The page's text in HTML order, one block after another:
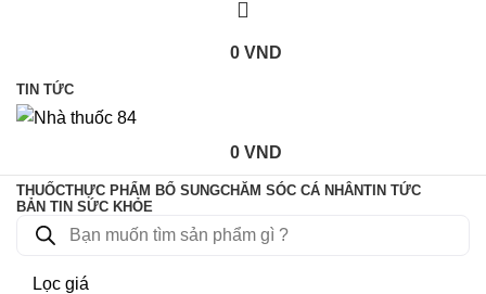
0 VND
TIN TỨC
0 VND
THUỐCTHỰC PHẨM BỔ SUNGCHĂM SÓC CÁ NHÂNTIN TỨC
BẢN TIN SỨC KHỎE
Lọc giá